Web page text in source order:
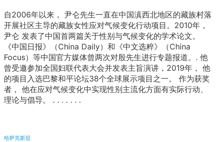
自2006年以来， 尹仑先生一直在中国滇西北地区的藏族村落
开展社区主导的藏族女性应对气候变化行动项目。2010年，
尹仑 发表了中国首两篇关于性别与气候变化的学术论文。
《中国日报》（China Daily）和《中文选粹》（China
Focus）等中国官方媒体曾两次对殷先生进行专题报道。 . 他
曾受邀参加全国妇联代表大会并发表主旨演讲， 2019年， 他
的项目入选巴黎和平论坛38个全球展示项目之一。 作为获奖
者， 他在应对气候变化中实现性别主流化方面有实际行动、
理论与倡导。
. . . . . . .
哈萨克斯坦